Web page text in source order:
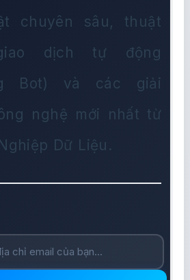
chuyên sâu, thuật
dịch tự động
Bot) và các giải
nghệ mới nhất từ
Dữ Liệu.